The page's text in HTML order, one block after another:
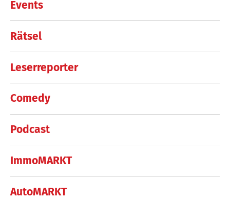
Events
Rätsel
Leserreporter
Comedy
Podcast
ImmoMARKT
AutoMARKT